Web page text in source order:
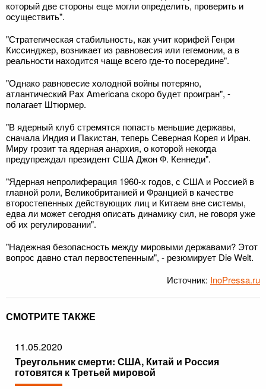
который две стороны еще могли определить, проверить и
осуществить".
"Стратегическая стабильность, как учит корифей Генри
Киссинджер, возникает из равновесия или гегемонии, а в
реальности находится чаще всего где-то посередине".
"Однако равновесие холодной войны потеряно,
атлантический Pax Americana скоро будет проигран", -
полагает Штюрмер.
"В ядерный клуб стремятся попасть меньшие державы,
сначала Индия и Пакистан, теперь Северная Корея и Иран.
Миру грозит та ядерная анархия, о которой некогда
предупреждал президент США Джон Ф. Кеннеди".
"Ядерная непролиферация 1960-х годов, с США и Россией в
главной роли, Великобританией и Францией в качестве
второстепенных действующих лиц и Китаем вне системы,
едва ли может сегодня описать динамику сил, не говоря уже
об их регулировании".
"Надежная безопасность между мировыми державами? Этот
вопрос давно стал первостепенным", - резюмирует Die Welt.
Источник: InoPressa.ru
СМОТРИТЕ ТАКЖЕ
11.05.2020
Треугольник смерти: США, Китай и Россия
готовятся к Третьей мировой